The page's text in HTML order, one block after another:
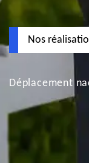
Nos
Déplacement